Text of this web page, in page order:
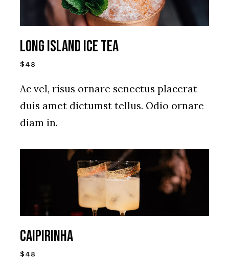
Long Island Ice Tea
$48
Ac vel, risus ornare senectus placerat
duis amet dictumst tellus. Odio ornare
diam in.
Caipirinha
$48